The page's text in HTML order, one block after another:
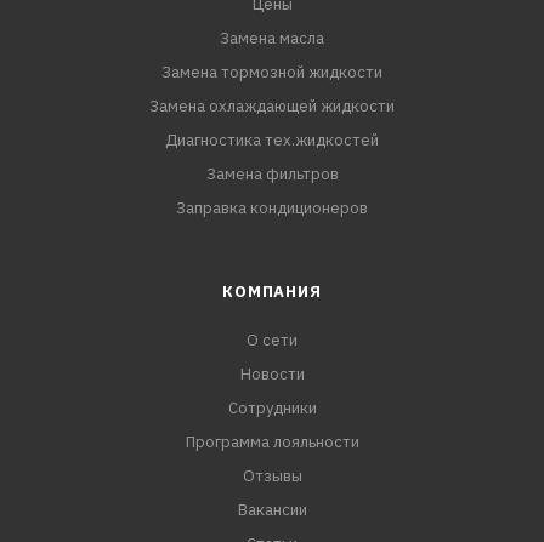
Цены
Замена масла
Замена тормозной жидкости
Замена охлаждающей жидкости
Диагностика тех.жидкостей
Замена фильтров
Заправка кондиционеров
КОМПАНИЯ
О сети
Новости
Сотрудники
Программа лояльности
Отзывы
Вакансии